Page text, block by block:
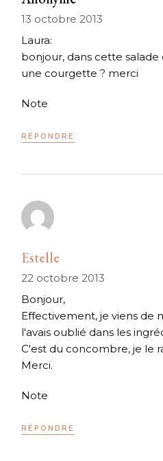
13 octobre 2013
Laura:
bonjour, dans cette
une courgette ? merci
Note
RÉPONDRE
Estelle
22 octobre 2013
Bonjour,
Effectivement, je viens de
l'avais oublié dans les
C'est du concombre, je le
Merci.
Note
RÉPONDRE